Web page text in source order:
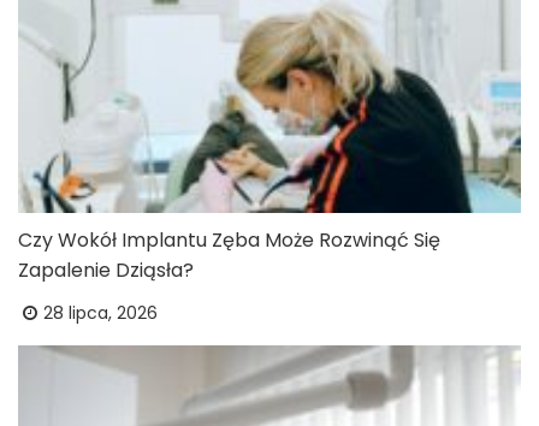
Czy Wokół Implantu Zęba Może Rozwinąć Się
Zapalenie Dziąsła?
28 lipca, 2026